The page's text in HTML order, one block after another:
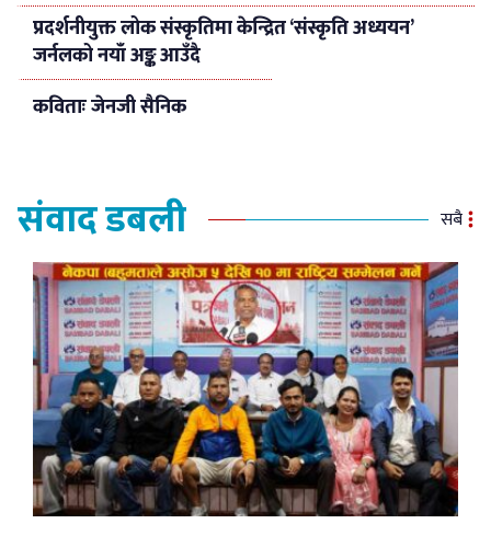
प्रदर्शनीयुक्त लोक संस्कृतिमा केन्द्रित ‘संस्कृति अध्ययन’
जर्नलको नयाँ अङ्क आउँदै
कविताः जेनजी सैनिक
संवाद डबली सबै